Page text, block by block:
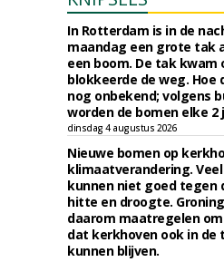
In Rotterdam is in de
maandag een grote tak
een boom. De tak kwam
blokkeerde de weg. Hoe
nog onbekend; volgens
worden de bomen elke 2
dinsdag 4 augustus 2026
Nieuwe bomen op
klimaatverandering.
kunnen niet goed tegen
hitte en droogte.
daarom maatregelen
dat kerkhoven ook in
kunnen blijven.